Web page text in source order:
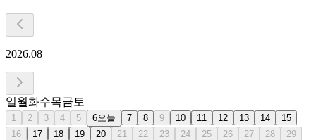
2026.08
일월화수목금 토
1 2 3 4 5 6오늘 7 8 9 10 11 12 13 14
15
16
17 18 19 20 21 22 23 24 25 26 27 28
29